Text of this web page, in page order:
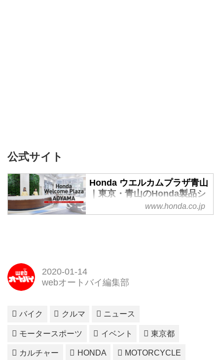
公式サイト
Honda ウエルカムプラザ青山
｜東京・青山のHonda製品シ
ョールーム、イベントスペー
ス
内、展示中のクルマ・バイクなど
の製品一覧、館内ショップでお取
介、交通アクセスなど。東京都港
www.honda.co.jp
2020-01-14
webオートバイ編集部
バイク クルマ ニュース
モータースポーツ イベント 東京都
カルチャー HONDA MOTORCYCLE